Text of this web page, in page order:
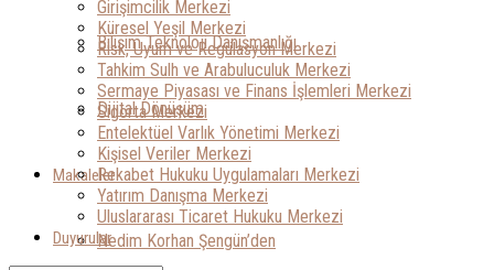
Bilişim Teknoloji Danışmanlığı
Dijital Dönüşüm
Makaleler
Nedim Korhan Şengün’den
Girişimcilik Merkezi
Küresel Yeşil Merkezi
Risk, Uyum ve Regülasyon Merkezi
Tahkim Sulh ve Arabuluculuk Merkezi
Sermaye Piyasası ve Finans İşlemleri Merkezi
Sigorta Merkezi
Entelektüel Varlık Yönetimi Merkezi
Kişisel Veriler Merkezi
Rekabet Hukuku Uygulamaları Merkezi
Yatırım Danışma Merkezi
Uluslararası Ticaret Hukuku Merkezi
Duyurular